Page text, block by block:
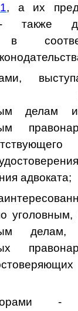
, а их
также
в
адвоката;
уголовным,
-